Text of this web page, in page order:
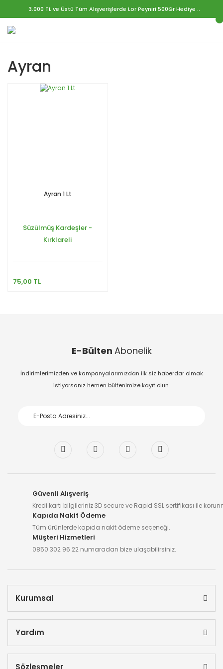
3.000 TL ve Üstü Tüm Alışverişlerde Lor Peyniri 500Gr Hediye ..
Ayran
Ayran 1 Lt
Süzülmüş Kardeşler -
Kırklareli
75,00 TL
E-Bülten Abonelik
İndirimlerimizden ve kampanyalarımızdan ilk siz haberdar olmak
istiyorsanız hemen bültenimize kayıt olun.
Güvenli Alışveriş
Kredi kartı bilgileriniz 3D secure ve Rapid SSL sertifikası ile
Kapıda Nakit Ödeme
Tüm ürünlerde kapıda nakit ödeme seçeneği.
Müşteri Hizmetleri
0850 302 96 22 numaradan bize ulaşabilirsiniz.
Kurumsal
Yardım
Sözleşmeler